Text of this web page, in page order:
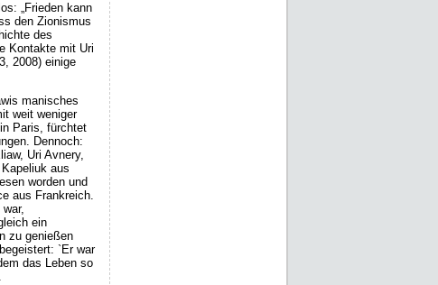
„Frieden kann
den Zionismus
des
Kontakte mit Uri
2008) einige
manisches
weit weniger
Paris, fürchtet
Dennoch:
Uri Avnery,
aus
worden und
aus Frankreich.
ein
zu genießen
`Er war
das Leben so